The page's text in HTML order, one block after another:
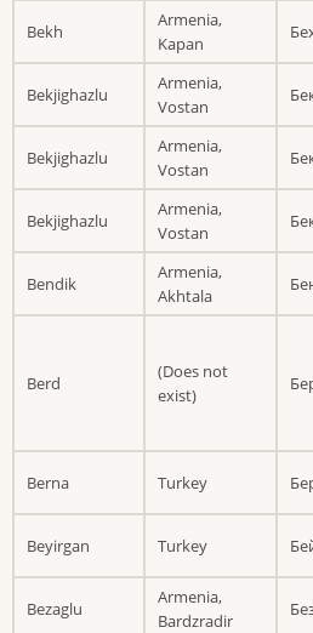
Bekh
Armenia,
Kapan
Bekjighazlu
Armenia,
Vostan
Bekjighazlu
Armenia,
Vostan
Bekjighazlu
Armenia,
Vostan
Bendik
Armenia,
Akhtala
Berd
(Does not
exist)
Berna Turkey
Beyirgan Turkey
Bezaglu
Armenia,
Bardzradir